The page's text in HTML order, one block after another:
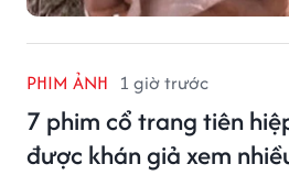
PHIM ẢNH 1 giờ trước
7 phim cổ trang tiên
được khán giả xem